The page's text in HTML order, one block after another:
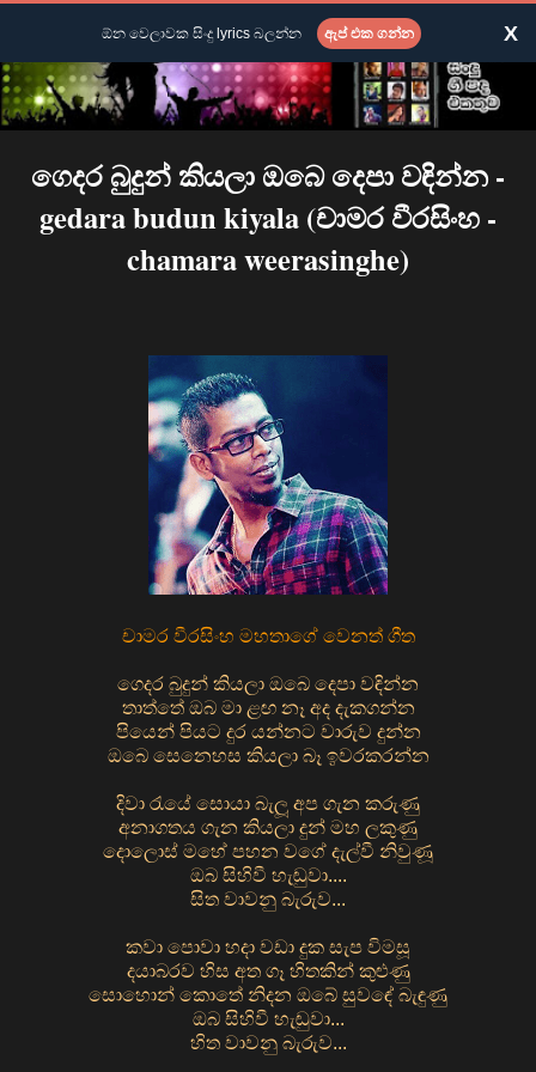
ගෙදර බුදුන් කියලා ඔබෙ දෙපා වඳින්න -
gedara budun kiyala (චාමර වීරසිංහ -
chamara weerasinghe)
චාමර වීරසිංහ මහතාගේ වෙනත් ගීත
ගෙදර බුදුන් කියලා ඔබෙ දෙපා වඳින්න
තාත්තේ ඔබ මා ළඟ නෑ අද දැකගන්න
පියෙන් පියට දුර යන්නට වාරුව දුන්න
ඔබෙ සෙනෙහස කියලා බෑ ඉවරකරන්න
දිවා රැයේ සොයා බැලූ අප ගැන කරුණු
අනාගතය ගැන කියලා දුන් මහ ලකුණු
දොලොස් මහේ පහන වගේ දැල්වී නිවුණූ
ඔබ සිහිවී හැඬුවා....
සිත වාවනු බැරුව...
කවා පොවා හදා වඩා දුක සැප විමසූ
දයාබරව හිස අත ගෑ හිතකින් කුළුණු
සොහොන් කොතේ නිදන ඔබේ සුවඳේ බැඳුණු
ඔබ සිහිවී හැඬුවා...
හිත වාවනු බැරුව...
ඕන වෙලාවක සිංදු lyrics බලන්න ඇප් එක ගන්න X